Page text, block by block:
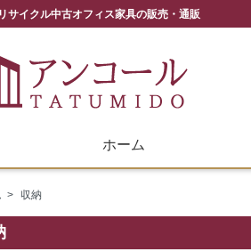
サイクル中古オフィス家具の販売・通販
ホーム
> 収納